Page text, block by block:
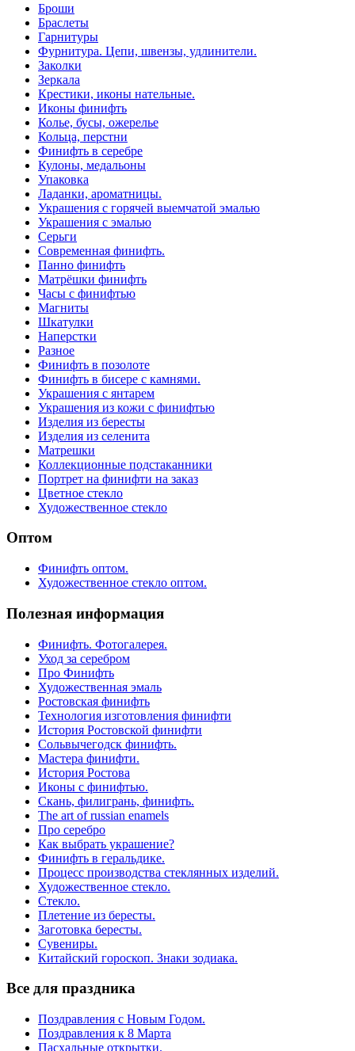
Броши
Браслеты
Гарнитуры
Фурнитура. Цепи, швензы, удлинители.
Заколки
Зеркала
Крестики, иконы нательные.
Иконы финифть
Колье, бусы, ожерелье
Кольца, перстни
Финифть в серебре
Кулоны, медальоны
Упаковка
Ладанки, ароматницы.
Украшения с горячей выемчатой эмалью
Украшения с эмалью
Серьги
Современная финифть.
Панно финифть
Матрёшки финифть
Часы с финифтью
Магниты
Шкатулки
Наперстки
Разное
Финифть в позолоте
Финифть в бисере с камнями.
Украшения с янтарем
Украшения из кожи с финифтью
Изделия из бересты
Изделия из селенита
Матрешки
Коллекционные подстаканники
Портрет на финифти на заказ
Цветное стекло
Художественное стекло
Оптом
Финифть оптом.
Художественное стекло оптом.
Полезная информация
Финифть. Фотогалерея.
Уход за серебром
Про Финифть
Художественная эмаль
Ростовская финифть
Технология изготовления финифти
История Ростовской финифти
Сольвычегодск финифть.
Мастера финифти.
История Ростова
Иконы с финифтью.
Скань, филигрань, финифть.
The art of russian enamels
Про серебро
Как выбрать украшение?
Финифть в геральдике.
Процесс производства стеклянных изделий.
Художественное стекло.
Стекло.
Плетение из бересты.
Заготовка бересты.
Сувениры.
Китайский гороскоп. Знаки зодиака.
Все для праздника
Поздравления с Новым Годом.
Поздравления к 8 Марта
Пасхальные открытки.